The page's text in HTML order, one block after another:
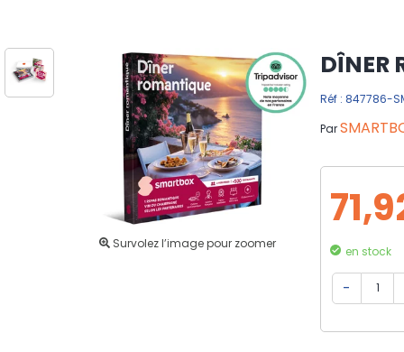
Survolez l’image pour zoomer
DÎNER
Réf : 847786-
Par
en stock